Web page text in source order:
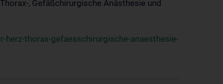
, Gefäßchirurgische Anästhesie und
thorax-gefaesschirurgische-anaesthesie-